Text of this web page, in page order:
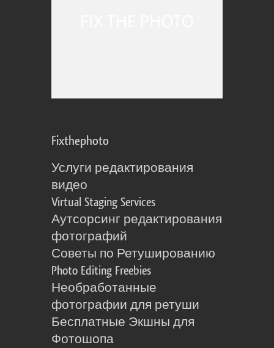
Fixthephoto
Услуги редактирования
видео
Virtual Staging Services
Аутсорсинг редактирования
фотографий
Советы по Ретушированию
Photo Editing Freebies
Необработанные
фотографии для ретуши
Бесплатные Экшны для
Фотошопа